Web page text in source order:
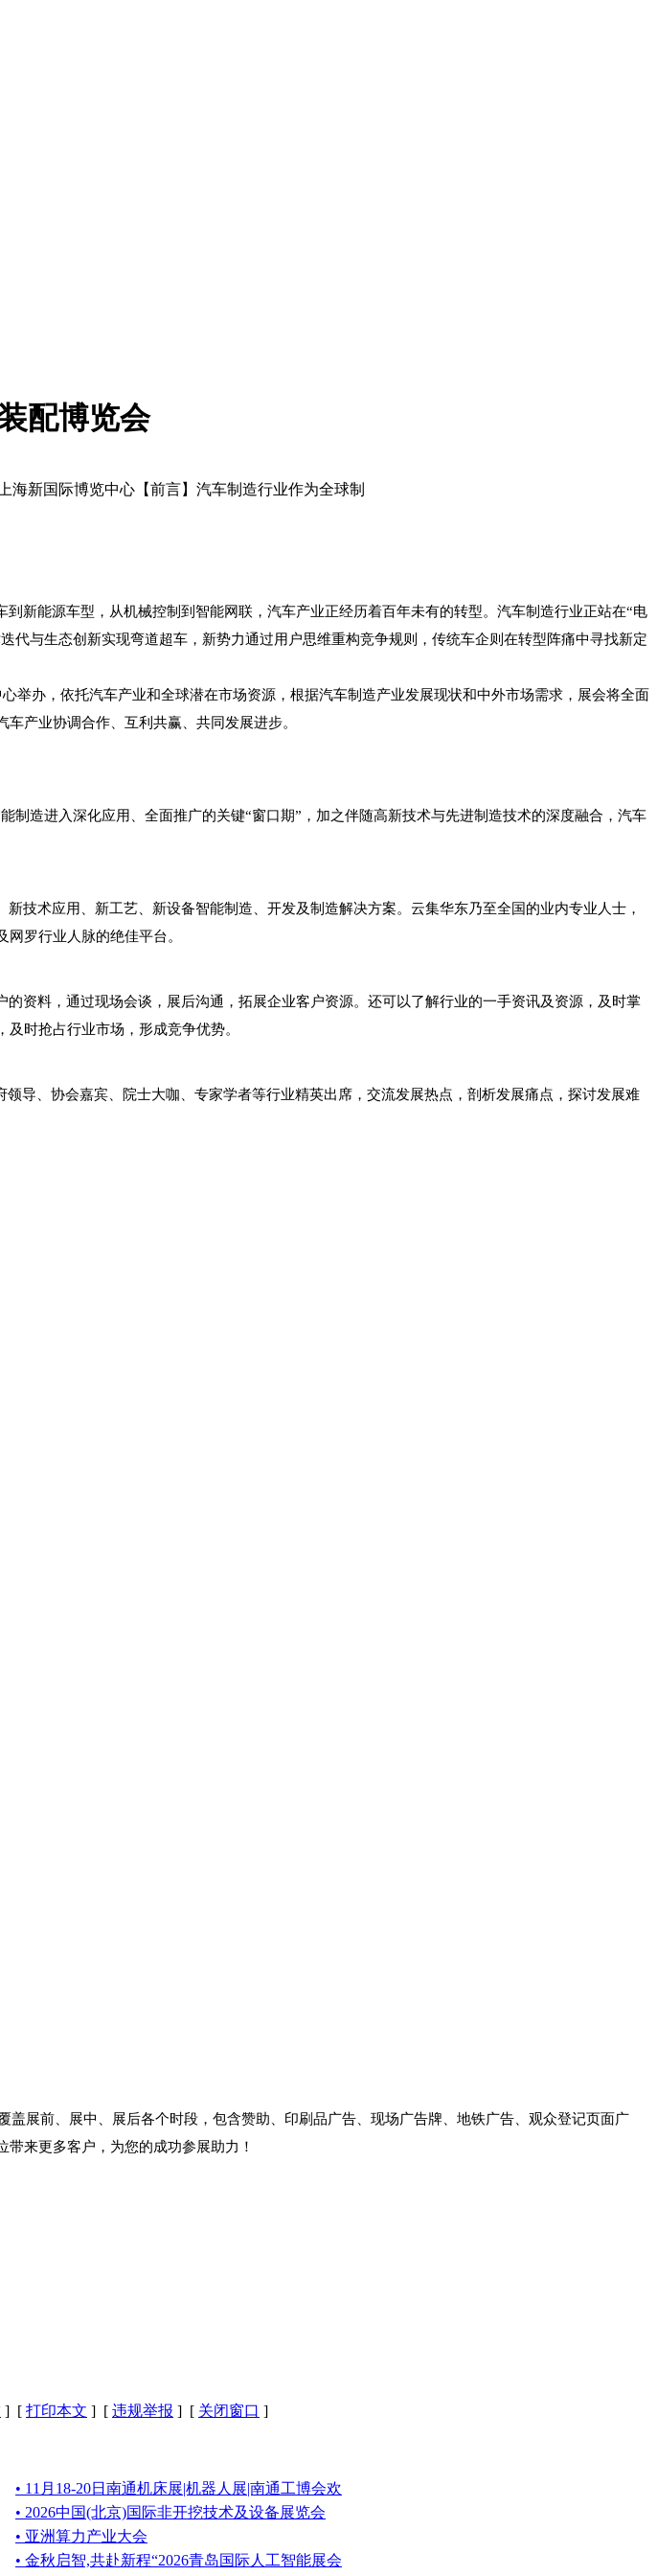
配博览会
海新国际博览中心【前言】汽车制造行业作为全球制
新能源车型，从机械控制到智能网联，汽车产业正经历着百年未有的转型。汽车制造行业正站在“电
代与生态创新实现弯道超车，新势力通过用户思维重构竞争规则，传统车企则在转型阵痛中寻找新定
举办，依托汽车产业和全球潜在市场资源，根据汽车制造产业发展现状和中外市场需求，展会将全面
产业协调合作、互利共赢、共同发展进步。
造进入深化应用、全面推广的关键“窗口期”，加之伴随高新技术与先进制造技术的深度融合，汽车
技术应用、新工艺、新设备智能制造、开发及制造解决方案。云集华东乃至全国的业内专业人士，
罗行业人脉的绝佳平台。
资料，通过现场会谈，展后沟通，拓展企业客户资源。还可以了解行业的一手资讯及资源，及时掌
时抢占行业市场，形成竞争优势。
导、协会嘉宾、院士大咖、专家学者等行业精英出席，交流发展热点，剖析发展痛点，探讨发展难
展前、展中、展后各个时段，包含赞助、印刷品广告、现场广告牌、地铁广告、观众登记页面广
来更多客户，为您的成功参展助力！
] [ 打印本文 ] [ 违规举报 ] [ 关闭窗口 ]
• 11月18-20日南通机床展|机器人展|南通工博会欢
• 2026中国(北京)国际非开挖技术及设备展览会
• 亚洲算力产业大会
• 金秋启智,共赴新程“2026青岛国际人工智能展会